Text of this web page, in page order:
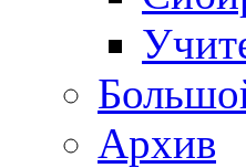
Архив